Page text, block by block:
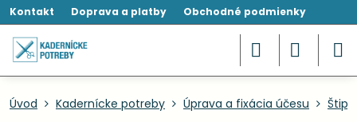
Kontakt Doprava a platby Obchodné podmienky
Úvod Kadernícke potreby Úprava a fixácia účesu